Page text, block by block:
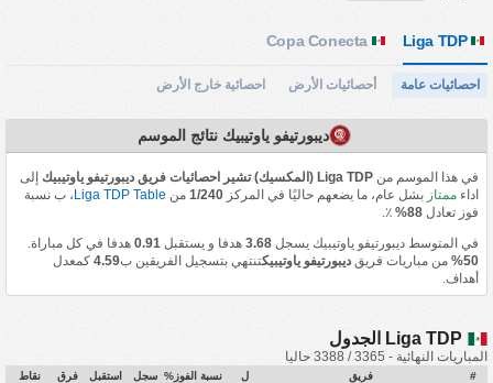
Liga TDP
Copa Conecta
احصائيات عامة أحصائيات الأرض احصائية خارج الأرض
ديبورتيفو ياوتيبيك نتائج الموسم
في هذا الموسم منLiga TDP (المكسيك) تشير احصائيات فريق ديبورتيفو ياوتيبيك
إلى
اداءممتاز بشل عام، ما يضعهم حاليًا في المركز1/240 من Liga TDP Table ، ب نسبة
فوز تعادل88% ٪.
في المتوسط ديبورتيفو ياوتيبيك يسجل3.68 هدفا و يستقبل 0.91 هدفا في كل مباراة.
50%
من مباريات فريقديبورتيفو ياوتيبيكتنتهي بتسجيل الفريقين ب4.59 كمعدل
أهداف.
Liga TDP الجدول
المباريات النهائية - 3365 / 3388 حاليا
# فريق ل نسبة الفوز% سجل استقبل
فرق
نقاط